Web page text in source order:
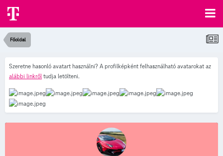
Főoldal
Szeretne hasonló avatart használni? A profilképként felhasználható avatarokat az
alábbi linkről tudja letölteni.